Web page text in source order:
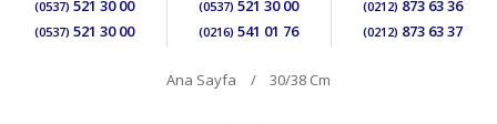
(0537) 521 30 00
(0537) 521 30 00
(0537) 521 30 00
(0216) 541 01 76
(0212) 873 63 36
(0212) 873 63 37
Ana Sayfa 30/38 Cm